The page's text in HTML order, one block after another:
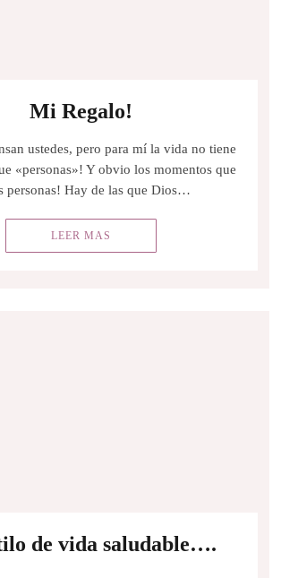
Mi Regalo!
ustedes, pero para mí la vida no tiene
«personas»! Y obvio los momentos que
personas! Hay de las que Dios…
LEER MAS
de vida saludable….